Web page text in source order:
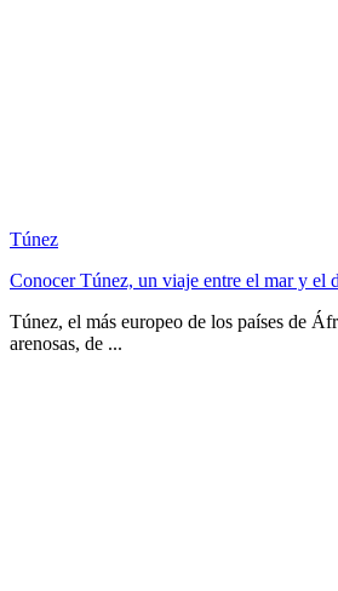
Túnez
Conocer Túnez, un viaje entre el mar y el
Túnez, el más europeo de los países de
arenosas, de ...